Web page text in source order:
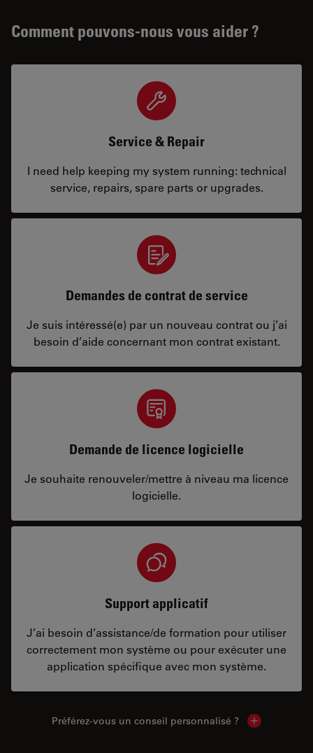
Comment pouvons-nous vous aider ?
Service & Repair
I need help keeping my system running: technical
service, repairs, spare parts or upgrades.
Demandes de contrat de service
Je suis intéressé(e) par un nouveau contrat ou j’ai
besoin d’aide concernant mon contrat existant.
Demande de licence logicielle
Je souhaite renouveler/mettre à niveau ma licence
logicielle.
Support applicatif
J’ai besoin d’assistance/de formation pour utiliser
correctement mon système ou pour exécuter une
application spécifique avec mon système.
Préférez-vous un conseil personnalisé ? Show local